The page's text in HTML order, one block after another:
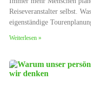
Reiseveranstalter selbst.
eigenständige
Weiterlesen »